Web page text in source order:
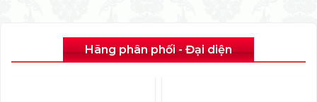
Hãng phân phối - Đại diện